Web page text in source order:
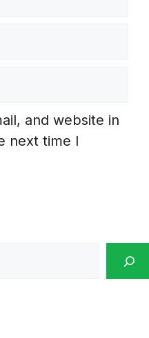
and website in
next time I